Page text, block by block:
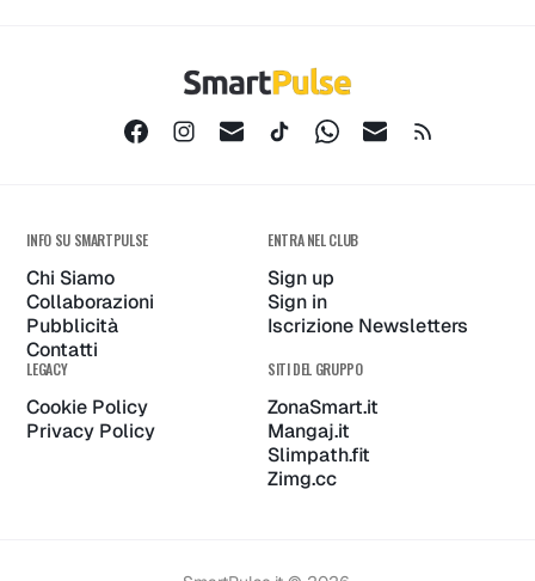
per tech
lover
che
le
Sì, Ha 61
INFO SU SMARTPULSE
Chi Siamo
Collaborazioni
Pubblicità
Contatti
ENTRA NEL CLUB
Sign up
Sign in
Iscrizione Newsletters
LEGACY
Cookie Policy
Privacy Policy
SITI DEL GRUPPO
ZonaSmart.it
Mangaj.it
Slimpath.fit
Zimg.cc